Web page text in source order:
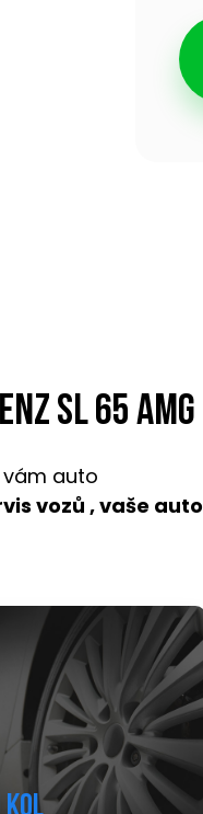
SL 65 AMG
vám auto
vozů , vaše auto